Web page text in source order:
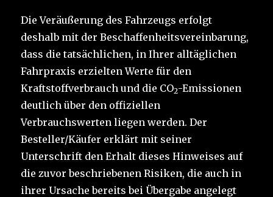
Die Veräußerung des Fahrzeugs erfolgt
deshalb mit der Beschaffenheitsvereinbarung,
dass die tatsächlichen, in Ihrer alltäglichen
Fahrpraxis erzielten Werte für den
Kraftstoffverbrauch und die CO2-Emissionen
deutlich über den offiziellen
Verbrauchswerten liegen werden. Der
Besteller/Käufer erklärt mit seiner
Unterschrift den Erhalt dieses Hinweises auf
die zuvor beschriebenen Risiken, die auch in
ihrer Ursache bereits bei Übergabe angelegt